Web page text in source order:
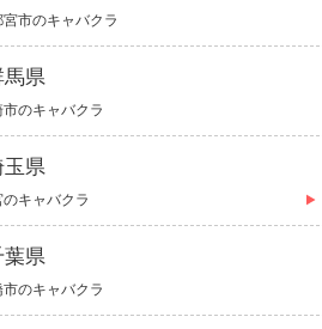
宮市のキャバクラ
馬県
のキャバクラ
玉県
のキャバクラ
葉県
のキャバクラ